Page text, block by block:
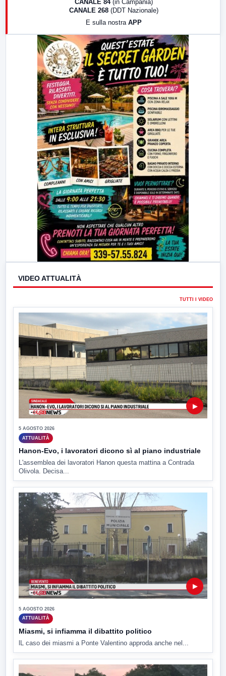
LabNews (replica)
CANALE 84 (in Campania)
CANALE 268 (DDT Nazionale)
E sulla nostra APP
VIDEO ATTUALITÀ
TUTTI I VIDEO
▶
5 AGOSTO 2026
ATTUALITÀ
Hanon-Evo, i lavoratori dicono sì al piano industriale
L'assemblea dei lavoratori Hanon questa mattina a Contrada
Olivola. Decisa...
▶
5 AGOSTO 2026
ATTUALITÀ
Miasmi, si infiamma il dibattito politico
lL caso dei miasmi a Ponte Valentino approda anche nel...